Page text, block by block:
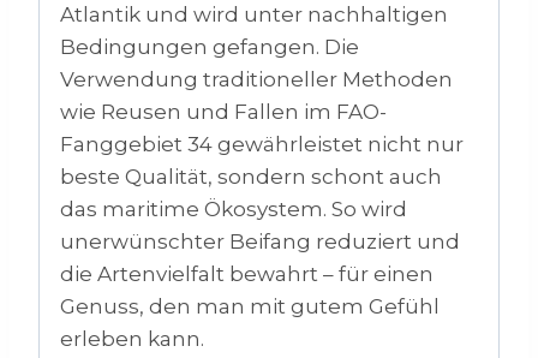
Atlantik und wird unter nachhaltigen
Bedingungen gefangen. Die
Verwendung traditioneller Methoden
wie Reusen und Fallen im FAO-
Fanggebiet 34 gewährleistet nicht nur
beste Qualität, sondern schont auch
das maritime Ökosystem. So wird
unerwünschter Beifang reduziert und
die Artenvielfalt bewahrt – für einen
Genuss, den man mit gutem Gefühl
erleben kann.